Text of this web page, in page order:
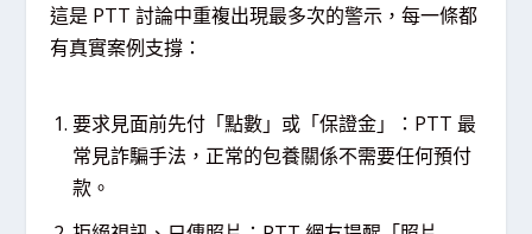
這是 PTT 討論中重複出現最多次的警示，每一條都
有真實案例支撐：
要求見面前先付「點數」或「保證金」：PTT 最
常見詐騙手法，正常的包養關係不需要任何預付
款。